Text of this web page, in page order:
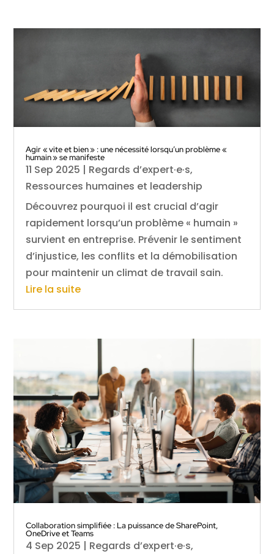
Agir « vite et bien » : une nécessité lorsqu’un problème «
humain » se manifeste
11 Sep 2025 | Regards d’expert·e·s,
Ressources humaines et leadership
Découvrez pourquoi il est crucial d’agir
rapidement lorsqu’un problème « humain »
survient en entreprise. Prévenir le sentiment
d’injustice, les conflits et la démobilisation
pour maintenir un climat de travail sain.
Lire la suite
Collaboration simplifiée : La puissance de SharePoint,
OneDrive et Teams
4 Sep 2025 | Regards d’expert·e·s,